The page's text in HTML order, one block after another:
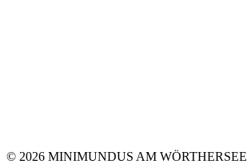
© 2026 MINIMUNDUS AM WÖRTHERSEE